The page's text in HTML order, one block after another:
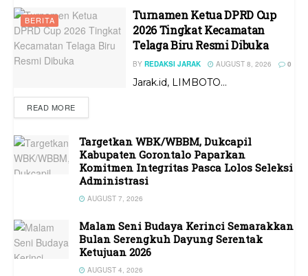
BERITA
Turnamen Ketua DPRD Cup
2026 Tingkat Kecamatan
Telaga Biru Resmi Dibuka
BY REDAKSI JARAK AUGUST 8, 2026 0
Jarak.id, LIMBOTO...
READ MORE
Targetkan WBK/WBBM, Dukcapil
Kabupaten Gorontalo Paparkan
Komitmen Integritas Pasca Lolos Seleksi
Administrasi
AUGUST 7, 2026
Malam Seni Budaya Kerinci Semarakkan
Bulan Serengkuh Dayung Serentak
Ketujuan 2026
AUGUST 4, 2026